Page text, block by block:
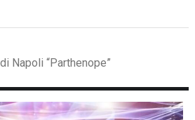
Napoli “Parthenope”